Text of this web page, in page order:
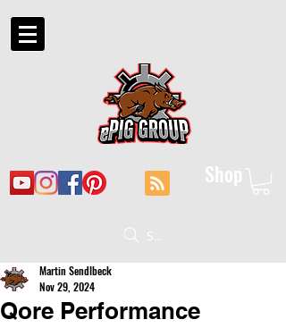
Shop
Suche
Qore Performance
Martin Sendlbeck
Nov 29, 2024